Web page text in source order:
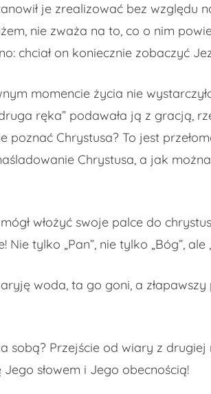
je zrealizować bez względu
nie zważa na to, co o nim
chciał on koniecznie zobaczyć
momencie życia nie
ręka” podawała ją z gracją,
Chrystusa? To jest
Chrystusa, a jak
włożyć swoje palce do
tylko „Pan”, nie tylko „Bóg”, ale
woda, ta go goni, a
sobą? Przejście od wiary z
słowem i Jego obecnością!